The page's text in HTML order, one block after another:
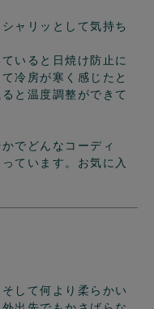
ャリッとして気持ち
いると日焼け防止に
冷房が寒く感じたと
と温度調整ができて
でどんなコーディ
ています。お気に入
して何より柔らかい